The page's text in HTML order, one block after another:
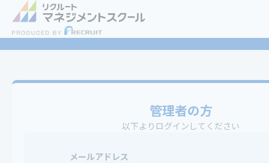
管理者の方
以下よりログインしてください
メールアドレス